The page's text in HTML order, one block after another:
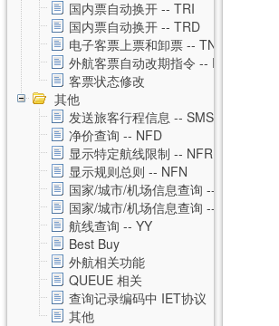
国内票自动换开 -- TRI
国内票自动换开 -- TRD
电子客票上票和卸票 -- TN
外航客票自动改期指令 -- RVAL
客票状态修改
其他
发送旅客行程信息 -- SMS
净价查询 -- NFD
显示特定航线限制 -- NFR
显示规则总则 -- NFN
国家/城市/机场信息查询 -- CNTZ
国家/城市/机场信息查询 -- CNTD
航线查询 -- YY
Best Buy
外航相关功能
QUEUE 相关
查询记录编码中 IET协议
其他